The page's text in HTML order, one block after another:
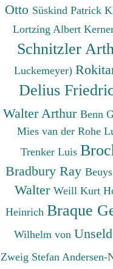
Otto Süskind Patrick
Lortzing Albert
Schnitzler
Luckemeyer)
Delius
Walter Arthur Benn
Mies van der Rohe
Trenker Luis
Bradbury Ray
Walter Weill Kurt
Heinrich Braque
Wilhelm von
Zweig Stefan Andersen-